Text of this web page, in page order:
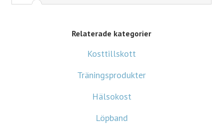
Relaterade kategorier
Kosttillskott
Träningsprodukter
Hälsokost
Löpband